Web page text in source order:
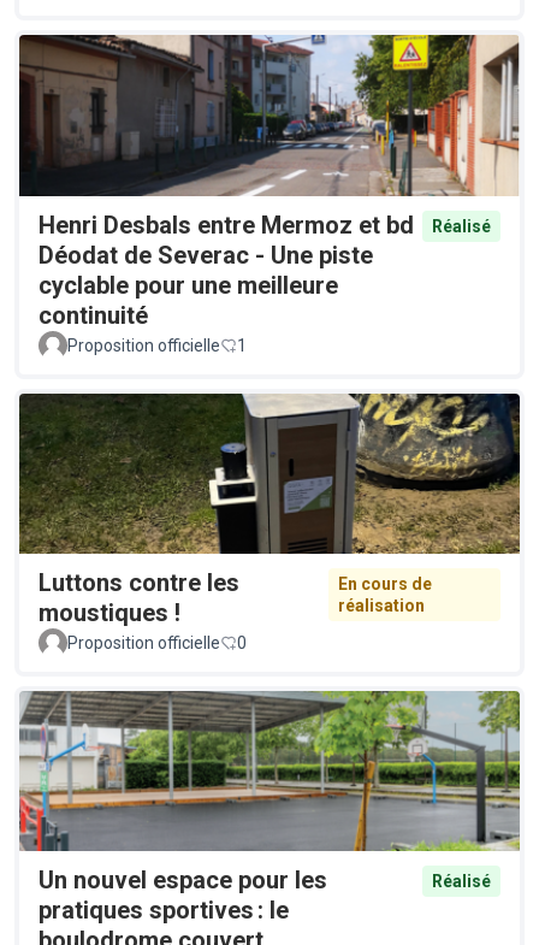
Henri Desbals entre Mermoz et bd
Déodat de Severac - Une piste
cyclable pour une meilleure
continuité
Réalisé
Proposition officielle 1
Luttons contre les
moustiques !
En cours de
réalisation
Proposition officielle
0
Un nouvel espace pour les
pratiques sportives : le
Réalisé